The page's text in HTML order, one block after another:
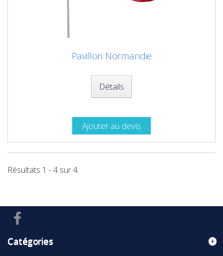
Pavillon Normandie
Détails
Ajouter au devis
Résultats 1 - 4 sur 4.
Catégories